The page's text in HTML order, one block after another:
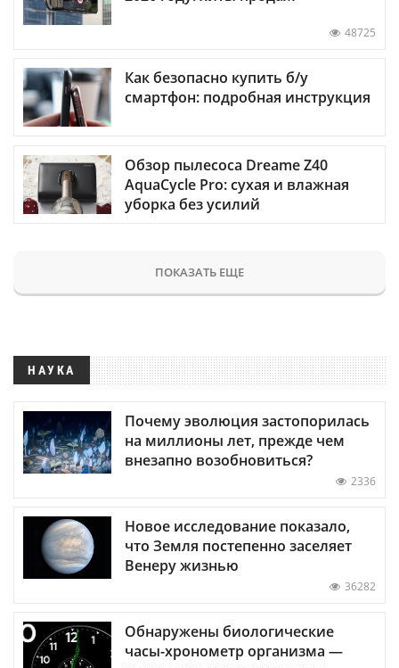
48725
Как безопасно купить б/у
смартфон: подробная инструкция
Обзор пылесоса Dreame Z40
AquaCycle Pro: сухая и влажная
уборка без усилий
ПОКАЗАТЬ ЕЩЕ
НАУКА
Почему эволюция застопорилась
на миллионы лет, прежде чем
внезапно возобновиться?
2336
Новое исследование показало,
что Земля постепенно заселяет
Венеру жизнью
36282
Обнаружены биологические
часы-хронометр организма —